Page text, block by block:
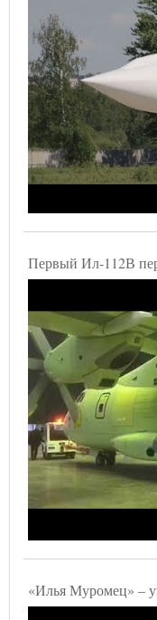
Первый Ил-112В
«Илья Муромец» –